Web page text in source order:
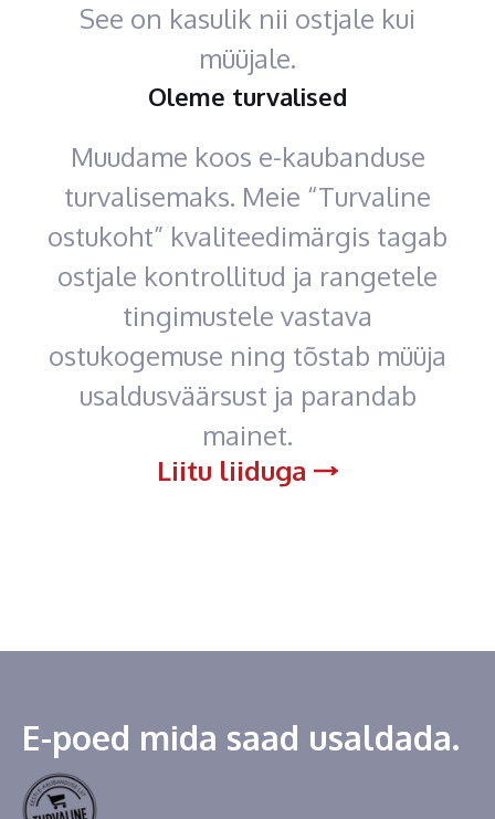
See on kasulik nii ostjale kui
müüjale.
Oleme turvalised
Muudame koos e-kaubanduse
turvalisemaks. Meie “Turvaline
ostukoht” kvaliteedimärgis tagab
ostjale kontrollitud ja rangetele
tingimustele vastava
ostukogemuse ning tõstab müüja
usaldusväärsust ja parandab
mainet.
Liitu liiduga
E-poed mida saad usaldada.